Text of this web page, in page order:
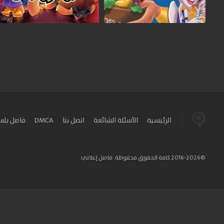
الرئيسية الأسئلة الشائعة اتصل بنا DMCA فاصل
©2016-2026 كافة الحقوق محفوظة. فاصل إعلاني.